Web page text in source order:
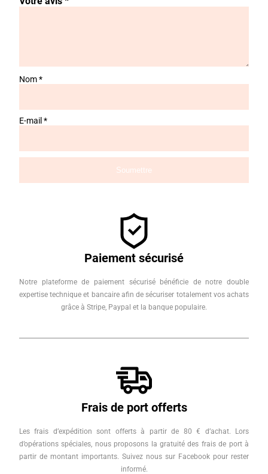
Nom*
E-mail *
Paiement sécurisé
Notre plateforme de paiement sécurisé bénéficie de notre double
expertise technique et bancaire afin de sécuriser totalement vos achats
grâce à Stripe, Paypal et la banque populaire.
Frais de port offerts
Les frais d’expédition sont offerts à partir de 80 € d’achat. Lors
d’opérations spéciales, nous proposons la gratuité des frais de port à
partir de montant importants. Suivez nous sur Facebook pour rester
informé.